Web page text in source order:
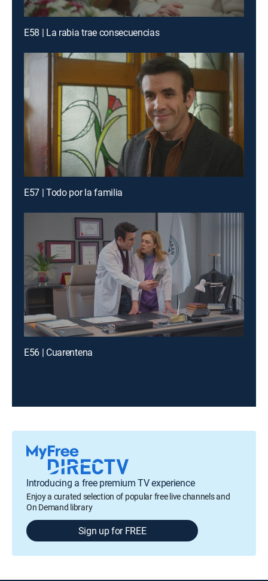
E58 | La rabia trae consecuencias
E57 | Todo por la familia
E56 | Cuarentena
Introducing a free premium TV experience
Enjoy a curated selection of popular free live channels and
On Demand library
Sign up for FREE